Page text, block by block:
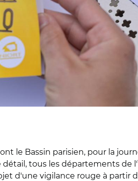
le Bassin parisien, pour la
détail, tous les départements de l'
d'une vigilance rouge à partir